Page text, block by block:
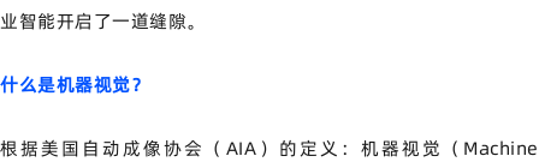
业智能开启了一道缝隙。
什么是机器视觉？
根据美国自动成像协会（AIA）的定义：机器视觉（Machine